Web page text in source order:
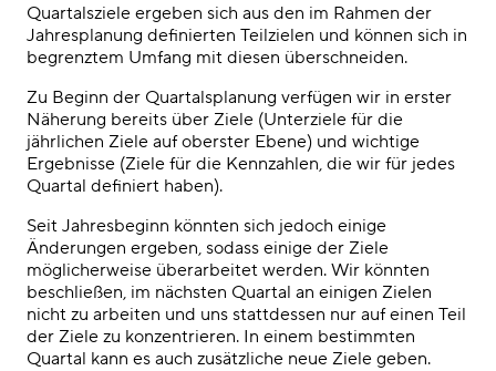
Quartalsziele ergeben sich aus den im Rahmen der
Jahresplanung definierten Teilzielen und können sich in
begrenztem Umfang mit diesen überschneiden.
Zu Beginn der Quartalsplanung verfügen wir in erster
Näherung bereits über Ziele (Unterziele für die
jährlichen Ziele auf oberster Ebene) und wichtige
Ergebnisse (Ziele für die Kennzahlen, die wir für jedes
Quartal definiert haben).
Seit Jahresbeginn könnten sich jedoch einige
Änderungen ergeben, sodass einige der Ziele
möglicherweise überarbeitet werden. Wir könnten
beschließen, im nächsten Quartal an einigen Zielen
nicht zu arbeiten und uns stattdessen nur auf einen Teil
der Ziele zu konzentrieren. In einem bestimmten
Quartal kann es auch zusätzliche neue Ziele geben.